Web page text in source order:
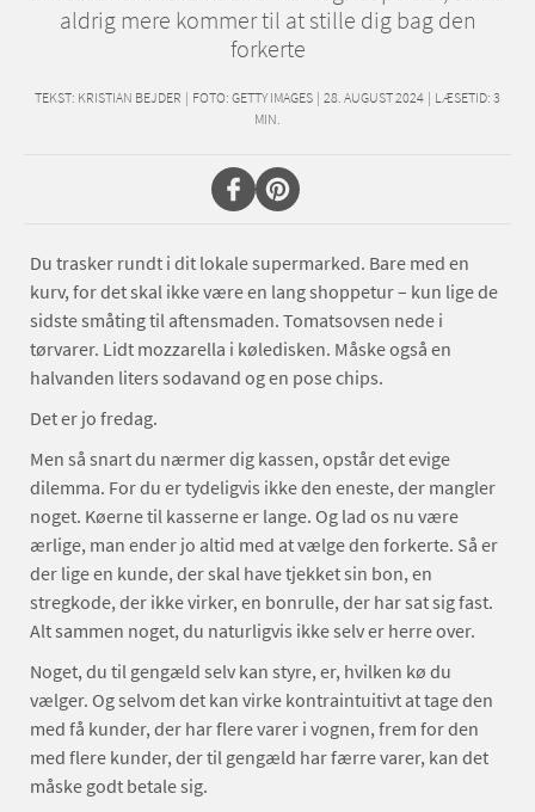
aldrig mere kommer til at stille dig bag den
forkerte
TEKST: KRISTIAN BEJDER | FOTO: GETTY IMAGES | 28. AUGUST 2024 | LÆSETID: 3
MIN.
Du trasker rundt i dit lokale supermarked. Bare med en
kurv, for det skal ikke være en lang shoppetur – kun lige de
sidste småting til aftensmaden. Tomatsovsen nede i
tørvarer. Lidt mozzarella i køledisken. Måske også en
halvanden liters sodavand og en pose chips.
Det er jo fredag.
Men så snart du nærmer dig kassen, opstår det evige
dilemma. For du er tydeligvis ikke den eneste, der mangler
noget. Køerne til kasserne er lange. Og lad os nu være
ærlige, man ender jo altid med at vælge den forkerte. Så er
der lige en kunde, der skal have tjekket sin bon, en
stregkode, der ikke virker, en bonrulle, der har sat sig fast.
Alt sammen noget, du naturligvis ikke selv er herre over.
Noget, du til gengæld selv kan styre, er, hvilken kø du
vælger. Og selvom det kan virke kontraintuitivt at tage den
med få kunder, der har flere varer i vognen, frem for den
med flere kunder, der til gengæld har færre varer, kan det
måske godt betale sig.